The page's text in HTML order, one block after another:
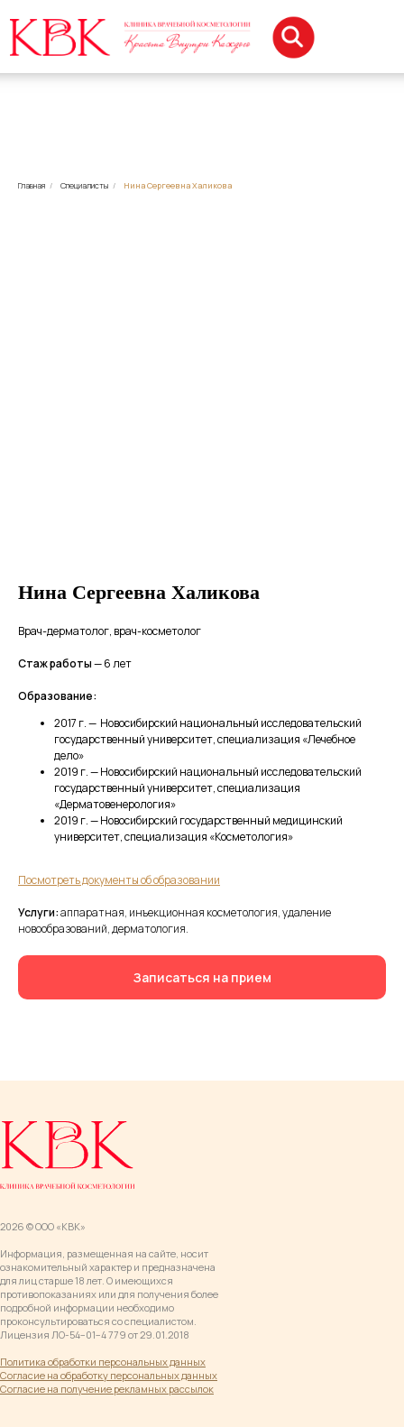
Главная / Специалисты / Нина Сергеевна Халикова
Нина Сергеевна Халикова
Врач-дерматолог, врач-косметолог
Стаж работы— 6 лет
Образование:
2017 г. — Новосибирский национальный исследовательский
государственный университет, специализация «Лечебное
дело»
2019 г. — Новосибирский национальный исследовательский
государственный университет, специализация
«Дерматовенерология»
2019 г. — Новосибирский государственный медицинский
университет, специализация «Косметология»
Посмотреть документы об образовании
Услуги:аппаратная, инъекционная косметология, удаление
новообразований, дерматология.
Записаться на прием
2026 © ООО «КВК»
Информация, размещенная на сайте, носит
ознакомительный характер и предназначена
для лиц старше 18 лет. О имеющихся
противопоказаниях или для получения более
подробной информации необходимо
проконсультироваться со специалистом.
Лицензия ЛО-54−01−4 779 от 29.01.2018
Политика обработки персональных данных
Согласие на обработку персональных данных
Согласие на получение рекламных рассылок